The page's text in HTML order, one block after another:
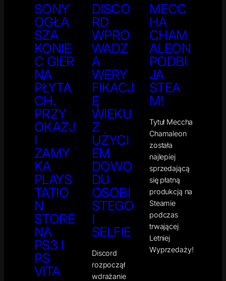
SONY
OGŁA
SZA
KONIE
C GIER
NA
PŁYTA
CH.
PRZY
OKAZJ
I
ZAMY
KA
PLAYS
TATIO
N
STORE
NA
PS3 I
PS
VITA
DISCO
RD
WPRO
WADZ
A
WERY
FIKACJ
Ę
WIEKU
Z
UŻYCI
EM
DOWO
DU
OSOBI
STEGO
I
SELFIE
Discord
rozpoczął
wdrażanie
MECC
HA
CHAM
ALEON
PODBI
JA
STEA
M!
Tytuł Meccha
Chamaleon
została
najlepiej
sprzedającą
się płatną
produkcją na
Steamie
podczas
trwającej
Letniej
Wyprzedaży!